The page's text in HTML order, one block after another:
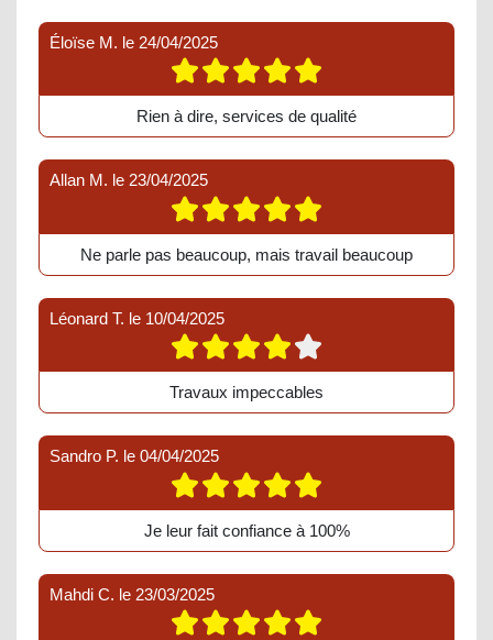
Éloïse M. le 24/04/2025
Rien à dire, services de qualité
Allan M. le 23/04/2025
Ne parle pas beaucoup, mais travail beaucoup
Léonard T. le 10/04/2025
Travaux impeccables
Sandro P. le 04/04/2025
Je leur fait confiance à 100%
Mahdi C. le 23/03/2025